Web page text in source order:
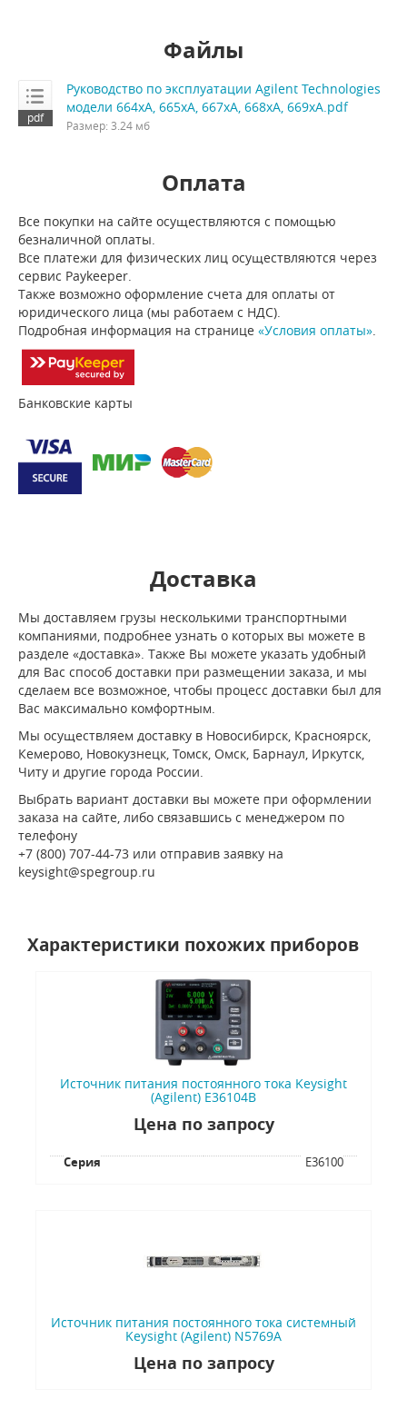
Файлы
Руководство по эксплуатации Agilent Technologies
модели 664xA, 665xA, 667xA, 668xA, 669xA.pdf
Размер: 3.24 мб
Оплата
Все покупки на сайте осуществляются с помощью
безналичной оплаты.
Все платежи для физических лиц осуществляются через
сервис Paykeeper.
Также возможно оформление счета для оплаты от
юридического лица (мы работаем с НДС).
Подробная информация на странице «Условия оплаты».
Банковские карты
Доставка
Мы доставляем грузы несколькими транспортными
компаниями, подробнее узнать о которых вы можете в
разделе «доставка». Также Вы можете указать удобный
для Вас способ доставки при размещении заказа, и мы
сделаем все возможное, чтобы процесс доставки был для
Вас максимально комфортным.
Мы осуществляем доставку в Новосибирск, Красноярск,
Кемерово, Новокузнецк, Томск, Омск, Барнаул, Иркутск,
Читу и другие города России.
Выбрать вариант доставки вы можете при оформлении
заказа на сайте, либо связавшись с менеджером по
телефону
+7 (800) 707-44-73 или отправив заявку на
keysight@spegroup.ru
Характеристики похожих приборов
Источник питания постоянного тока Keysight
(Agilent) E36104B
Цена по запросу
Серия E36100
Источник питания постоянного тока системный
Keysight (Agilent) N5769A
Цена по запросу